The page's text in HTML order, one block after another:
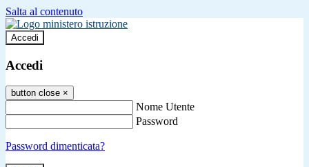
Salta al contenuto
Accedi
Accedi
button close ×
Nome Utente
Password
Password dimenticata?